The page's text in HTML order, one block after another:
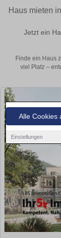
Alle Cookies
Einstellungen
Haus mieten
Jetzt ein
Finde ein Haus
viel Platz –